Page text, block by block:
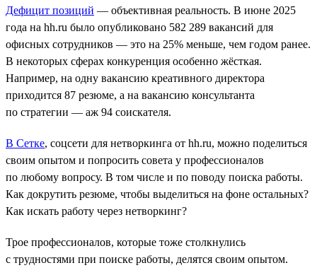
Дефицит позиций ― объективная реальность. В июне 2025
года на hh.ru было опубликовано 582 289 вакансий для
офисных сотрудников — это на 25% меньше, чем годом ранее.
В некоторых сферах конкуренция особенно жёсткая.
Например, на одну вакансию креативного директора
приходится 87 резюме, а на вакансию консультанта
по стратегии ― аж 94 соискателя.
В Сетке, соцсети для нетворкинга от hh.ru, можно поделиться
своим опытом и попросить совета у профессионалов
по любому вопросу. В том числе и по поводу поиска работы.
Как докрутить резюме, чтобы выделиться на фоне остальных?
Как искать работу через нетворкинг?
Трое профессионалов, которые тоже столкнулись
с трудностями при поиске работы, делятся своим опытом.